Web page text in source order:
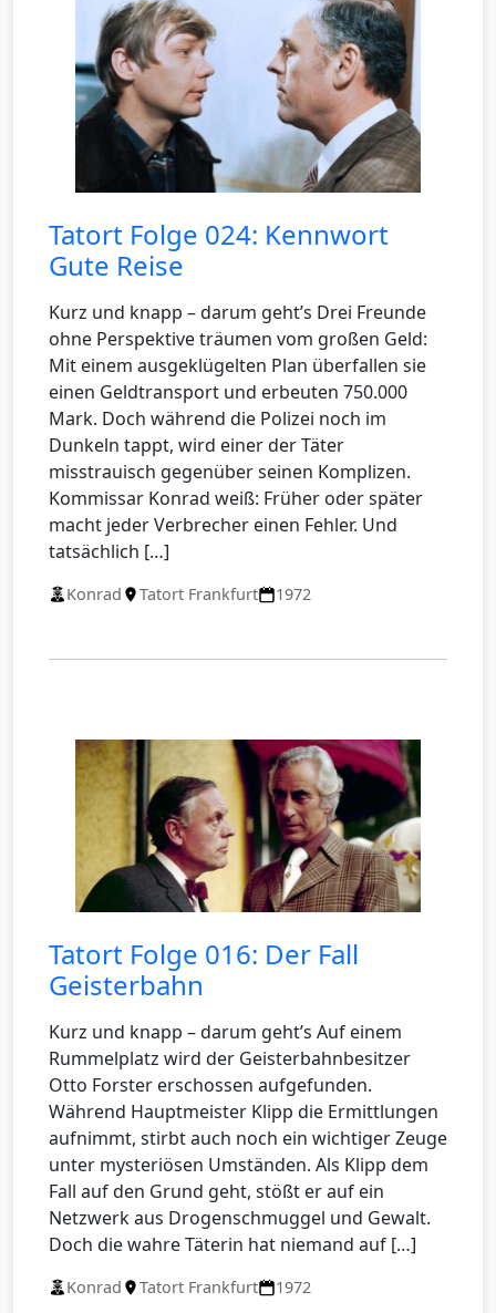
Tatort Folge 024: Kennwort
Gute Reise
Kurz und knapp – darum geht’s Drei Freunde
ohne Perspektive träumen vom großen Geld:
Mit einem ausgeklügelten Plan überfallen sie
einen Geldtransport und erbeuten 750.000
Mark. Doch während die Polizei noch im
Dunkeln tappt, wird einer der Täter
misstrauisch gegenüber seinen Komplizen.
Kommissar Konrad weiß: Früher oder später
macht jeder Verbrecher einen Fehler. Und
tatsächlich […]
Konrad Tatort Frankfurt 1972
Tatort Folge 016: Der Fall
Geisterbahn
Kurz und knapp – darum geht’s Auf einem
Rummelplatz wird der Geisterbahnbesitzer
Otto Forster erschossen aufgefunden.
Während Hauptmeister Klipp die Ermittlungen
aufnimmt, stirbt auch noch ein wichtiger Zeuge
unter mysteriösen Umständen. Als Klipp dem
Fall auf den Grund geht, stößt er auf ein
Netzwerk aus Drogenschmuggel und Gewalt.
Doch die wahre Täterin hat niemand auf […]
Konrad Tatort Frankfurt 1972